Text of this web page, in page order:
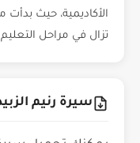
الأكاديمية، حيث
تزال في مراحل
سيرة رنيم